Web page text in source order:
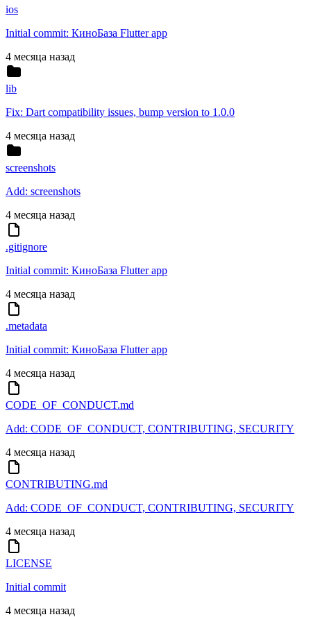
ios
Initial commit: КиноБаза Flutter app
4 месяца назад
lib
Fix: Dart compatibility issues, bump version to 1.0.0
4 месяца назад
screenshots
Add: screenshots
4 месяца назад
.gitignore
Initial commit: КиноБаза Flutter app
4 месяца назад
.metadata
Initial commit: КиноБаза Flutter app
4 месяца назад
CODE_OF_CONDUCT.md
Add: CODE_OF_CONDUCT, CONTRIBUTING, SECURITY
4 месяца назад
CONTRIBUTING.md
Add: CODE_OF_CONDUCT, CONTRIBUTING, SECURITY
4 месяца назад
LICENSE
Initial commit
4 месяца назад